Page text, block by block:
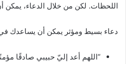
اللحظات. لكن من خلال الدعاء،
دعاء بسيط ومؤثر يمكن أن يساعدك
“اللهم أعد إليّ حبيبي صادقًا